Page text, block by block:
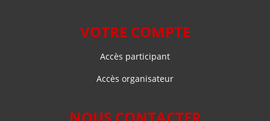
VOTRE COMPTE
Accès participant
Accès organisateur